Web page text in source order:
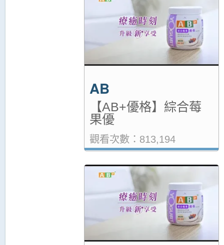
AB
【AB+優格】綜合莓
果優
觀看次數：813,194